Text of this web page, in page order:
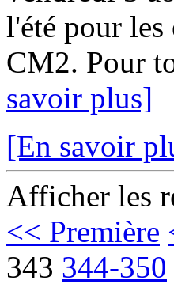
l'été pour les
CM2. Pour
savoir plus]
[En savoir
Afficher les
<< Première
343 344-350